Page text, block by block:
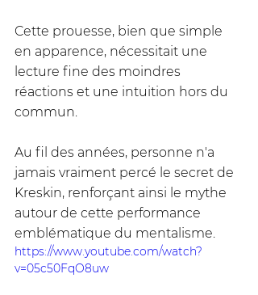
Cette prouesse, bien que simple
en apparence, nécessitait une
lecture fine des moindres
réactions et une intuition hors du
commun.
Au fil des années, personne n'a
jamais vraiment percé le secret de
Kreskin, renforçant ainsi le mythe
autour de cette performance
emblématique du mentalisme.
https://www.youtube.com/watch?
v=05c50FqO8uw